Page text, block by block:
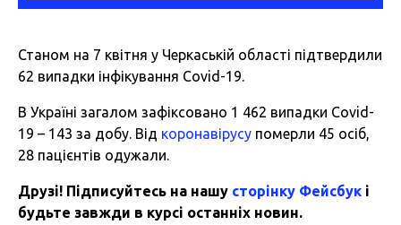
Станом на 7 квітня у Черкаській області підтвердили
62 випадки інфікування Covid-19.
В Україні загалом зафіксовано 1 462 випадки Covid-
19 – 143 за добу. Від коронавірусу померли 45 осіб,
28 пацієнтів одужали.
Друзі! Підписуйтесь на нашу сторінку Фейсбук і
будьте завжди в курсі останніх новин.